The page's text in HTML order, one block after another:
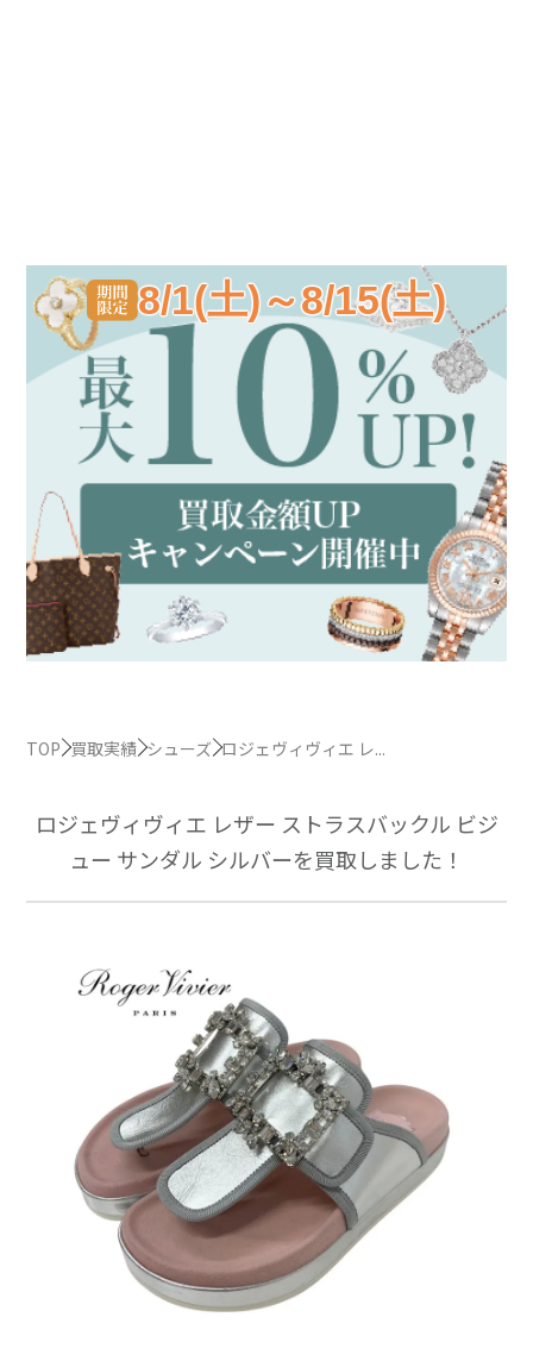
8/1(土)～8/15(土)
TOP 買取実績 シューズ ロジェヴィヴィエ レ...
ロジェヴィヴィエ レザー ストラスバックル ビジ
ュー サンダル シルバーを買取しました！